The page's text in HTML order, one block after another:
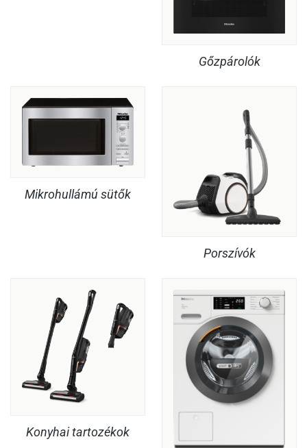
Gőzpárolók
Mikrohullámú sütők
Porszívók
Konyhai tartozékok